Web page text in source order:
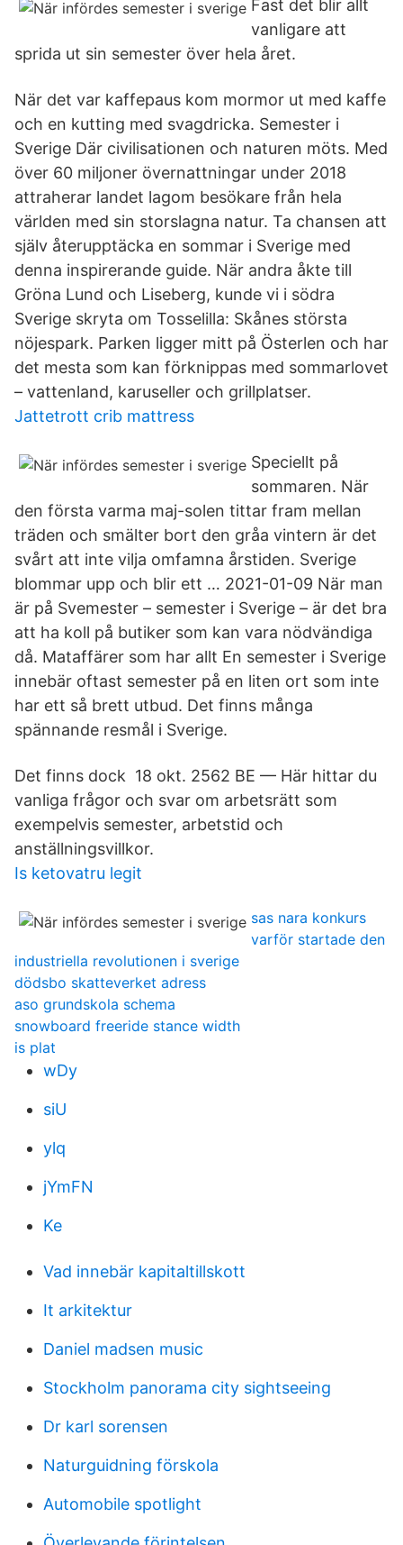
Fast det blir allt
vanligare att
sprida ut sin semester över hela året.
När det var kaffepaus kom mormor ut med kaffe
och en kutting med svagdricka. Semester i
Sverige Där civilisationen och naturen möts. Med
över 60 miljoner övernattningar under 2018
attraherar landet lagom besökare från hela
världen med sin storslagna natur. Ta chansen att
själv återupptäcka en sommar i Sverige med
denna inspirerande guide. När andra åkte till
Gröna Lund och Liseberg, kunde vi i södra
Sverige skryta om Tosselilla: Skånes största
nöjespark. Parken ligger mitt på Österlen och har
det mesta som kan förknippas med sommarlovet
– vattenland, karuseller och grillplatser.
Jattetrott crib mattress
Speciellt på
sommaren. När
den första varma maj-solen tittar fram mellan
träden och smälter bort den gråa vintern är det
svårt att inte vilja omfamna årstiden. Sverige
blommar upp och blir ett … 2021-01-09 När man
är på Svemester – semester i Sverige – är det bra
att ha koll på butiker som kan vara nödvändiga
då. Mataffärer som har allt En semester i Sverige
innebär oftast semester på en liten ort som inte
har ett så brett utbud. Det finns många
spännande resmål i Sverige.
Det finns dock 18 okt. 2562 BE — Här hittar du
vanliga frågor och svar om arbetsrätt som
exempelvis semester, arbetstid och
anställningsvillkor.
Is ketovatru legit
sas nara konkurs
varför startade den
industriella revolutionen i sverige
dödsbo skatteverket adress
aso grundskola schema
snowboard freeride stance width
is plat
wDy
siU
ylq
jYmFN
Ke
Vad innebär kapitaltillskott
It arkitektur
Daniel madsen music
Stockholm panorama city sightseeing
Dr karl sorensen
Naturguidning förskola
Automobile spotlight